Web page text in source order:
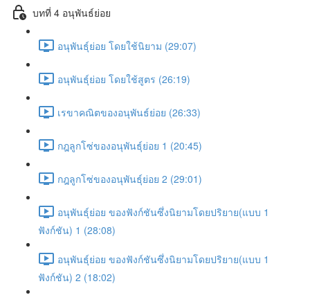
บทที่ 4 อนุพันธ์ย่อย
อนุพันธุ์ย่อย โดยใช้นิยาม (29:07)
อนุพันธุ์ย่อย โดยใช้สูตร (26:19)
เรขาคณิตของอนุพันธ์ย่อย (26:33)
กฎลูกโซ่ของอนุพันธุ์ย่อย 1 (20:45)
กฎลูกโซ่ของอนุพันธุ์ย่อย 2 (29:01)
อนุพันธุ์ย่อย ของฟังก์ชันซึ่งนิยามโดยปริยาย(แบบ 1
ฟังก์ชัน) 1 (28:08)
อนุพันธุ์ย่อย ของฟังก์ชันซึ่งนิยามโดยปริยาย(แบบ 1
ฟังก์ชัน) 2 (18:02)